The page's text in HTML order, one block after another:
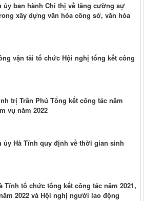
ủy ban hành Chỉ thị về tăng cường sự
xây dựng văn hóa công sở, văn hóa
vận tải tổ chức Hội nghị tổng kết công
trị Trần Phú Tổng kết công tác năm
vụ năm 2022
ủy Hà Tĩnh quy định về thời gian sinh
Tĩnh tổ chức tổng kết công tác năm 2021,
2022 và Hội nghị người lao động